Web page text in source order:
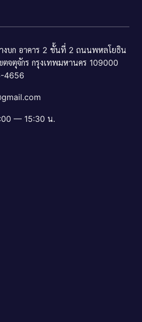
งบก อาคาร 2 ชั้นที่ 2 ถนนพหลโยธิน
ตจตุจักร กรุงเทพมหานคร 109000
4656
— 15:30 น.